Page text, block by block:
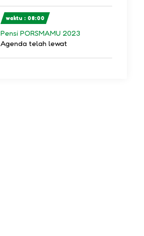
waktu : 08:00
Pensi PORSMAMU 2023
Agenda telah lewat